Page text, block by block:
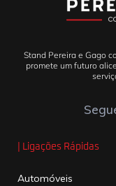
Stand Pereira e Gago
promete um futuro
| Ligações Rápidas
Automóveis